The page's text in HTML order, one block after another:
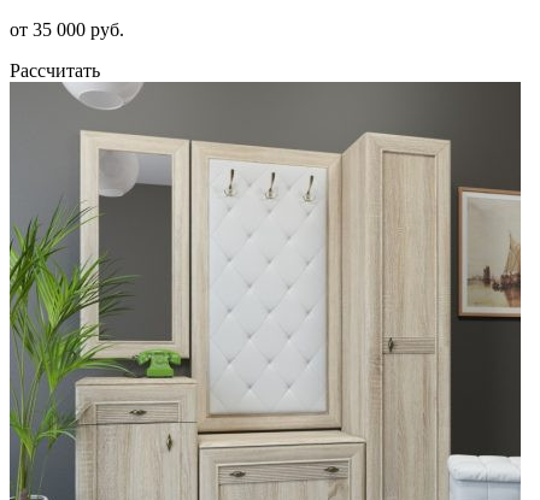
от 35 000 руб.
Рассчитать